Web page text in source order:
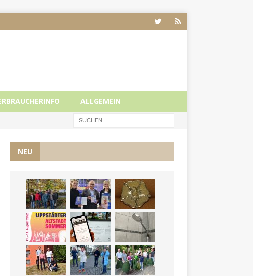
ALLGEMEIN
NEU